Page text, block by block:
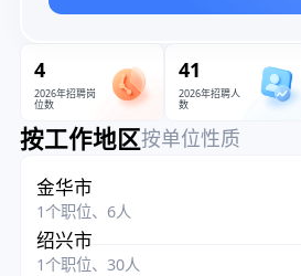
4
2026年招聘岗
位数
41
2026年招聘人
数
按工作地区按单位性质
金华市
1个职位、6人
绍兴市
1个职位、30人